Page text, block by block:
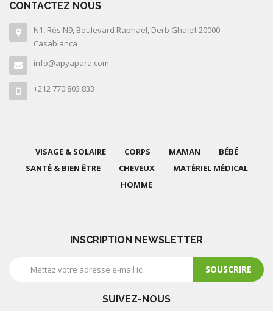
CONTACTEZ NOUS
N1, Rés N9, Boulevard Raphael, Derb Ghalef 20000
Casablanca
info@apyapara.com
+212 770 803 833
VISAGE & SOLAIRE CORPS MAMAN
BÉBÉ
SANTÉ & BIEN ÊTRE
CHEVEUX
MATÉRIEL MÉDICAL
HOMME
INSCRIPTION NEWSLETTER
SOUSCRIRE
SUIVEZ-NOUS